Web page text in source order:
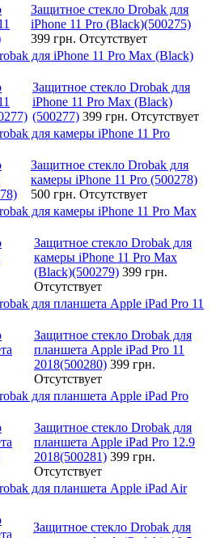
Защитное стекло Drobak для
iPhone 11 Pro (Black)(500275)
399 грн. Отсутствует
для iPhone 11 Pro Max (Black)
Защитное стекло Drobak для
iPhone 11 Pro Max (Black)
(500277) 399 грн. Отсутствует
для камеры iPhone 11 Pro
Защитное стекло Drobak для
камеры iPhone 11 Pro (500278)
500 грн. Отсутствует
для камеры iPhone 11 Pro Max
Защитное стекло Drobak для
камеры iPhone 11 Pro Max
(Black)(500279) 399 грн.
Отсутствует
для планшета Apple iPad Pro 11
Защитное стекло Drobak для
планшета Apple iPad Pro 11
2018(500280) 399 грн.
Отсутствует
для планшета Apple iPad Pro
Защитное стекло Drobak для
планшета Apple iPad Pro 12.9
2018(500281) 399 грн.
Отсутствует
для планшета Apple iPad Air
Защитное стекло Drobak для